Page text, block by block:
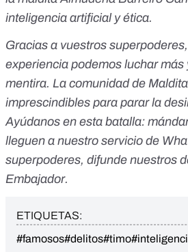
inteligencia artificial y ética.
Gracias a vuestros
experiencia podemos luchar más
mentira. La comunidad de
imprescindibles para parar la
Ayúdanos en esta batalla:
lleguen a nuestro servicio de
superpoderes, difunde nuestros
Embajador.
ETIQUETAS:
#famosos#delitos#timo